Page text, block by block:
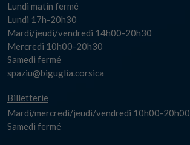
Lundi matin fermé
Lundi 17h-20h30
Mardi/jeudi/vendredi 14h00-20h30
Mercredi 10h00-20h30
Samedi fermé
spaziu@biguglia.corsica
Billetterie
Mardi/mercredi/jeudi/vendredi 10h00-20h00
Samedi fermé